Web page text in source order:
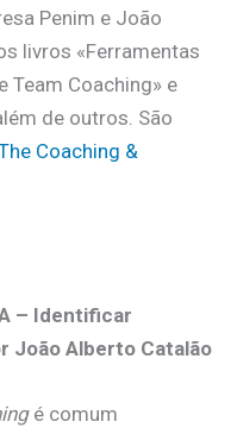
Penim e João
livros «Ferramentas
Team Coaching» e
de outros. São
Coaching &
– Identificar
João Alberto Catalão
é comum